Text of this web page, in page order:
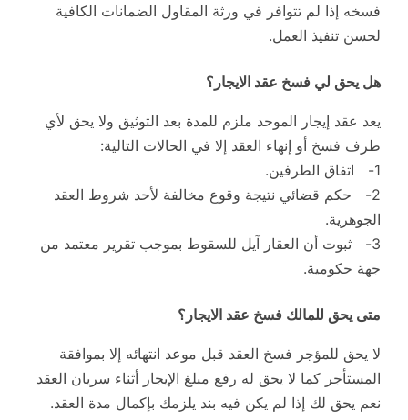
فسخه إذا لم تتوافر في ورثة المقاول الضمانات الكافية
لحسن تنفيذ العمل.
هل يحق لي فسخ عقد الايجار؟
يعد عقد إيجار الموحد ملزم للمدة بعد التوثيق ولا يحق لأي
طرف فسخ أو إنهاء العقد إلا في الحالات التالية:
1- اتفاق الطرفين.
2- حكم قضائي نتيجة وقوع مخالفة لأحد شروط العقد
الجوهرية.
3- ثبوت أن العقار آيل للسقوط بموجب تقرير معتمد من
جهة حكومية.
متى يحق للمالك فسخ عقد الايجار؟
لا يحق للمؤجر فسخ العقد قبل موعد انتهائه إلا بموافقة
المستأجر كما لا يحق له رفع مبلغ الإيجار أثناء سريان العقد
نعم يحق لك إذا لم يكن فيه بند يلزمك بإكمال مدة العقد.